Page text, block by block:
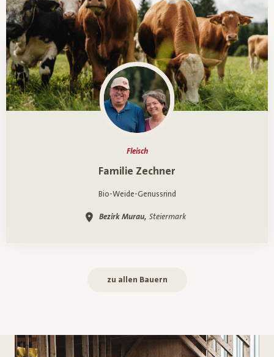
Fleisch
Ein Porträt überFamilie Zechner
Bio-Weide-Genussrind
Bezirk Murau, Steiermark
zu allen Bauern